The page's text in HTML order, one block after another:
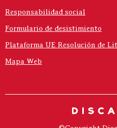
Responsabilidad social
Formulario de desistimiento
Plataforma UE Resolución de
Mapa Web